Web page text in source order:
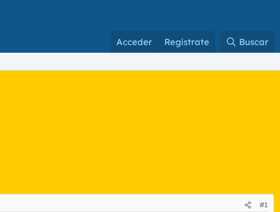
Acceder Regístrate Buscar
#1